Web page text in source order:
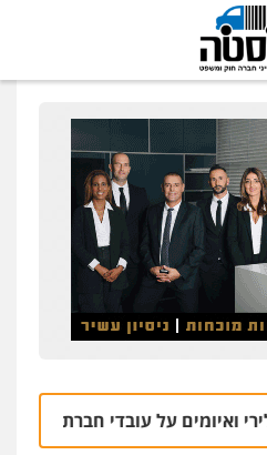
על עובדי חברת חשמל